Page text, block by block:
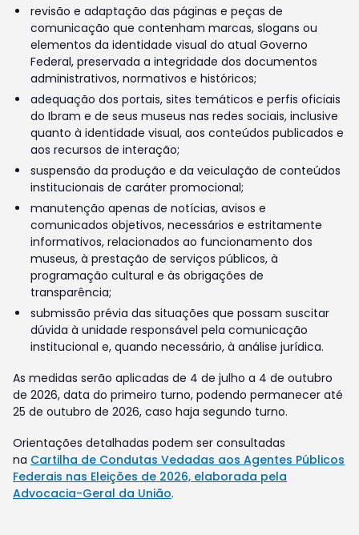
revisão e adaptação das páginas e peças de
comunicação que contenham marcas, slogans ou
elementos da identidade visual do atual Governo
Federal, preservada a integridade dos documentos
administrativos, normativos e históricos;
adequação dos portais, sites temáticos e perfis oficiais
do Ibram e de seus museus nas redes sociais, inclusive
quanto à identidade visual, aos conteúdos publicados e
aos recursos de interação;
suspensão da produção e da veiculação de conteúdos
institucionais de caráter promocional;
manutenção apenas de notícias, avisos e
comunicados objetivos, necessários e estritamente
informativos, relacionados ao funcionamento dos
museus, à prestação de serviços públicos, à
programação cultural e às obrigações de
transparência;
submissão prévia das situações que possam suscitar
dúvida à unidade responsável pela comunicação
institucional e, quando necessário, à análise jurídica.
As medidas serão aplicadas de 4 de julho a 4 de outubro
de 2026, data do primeiro turno, podendo permanecer até
25 de outubro de 2026, caso haja segundo turno.
Orientações detalhadas podem ser consultadas
na Cartilha de Condutas Vedadas aos Agentes Públicos
Federais nas Eleições de 2026, elaborada pela
Advocacia-Geral da União.